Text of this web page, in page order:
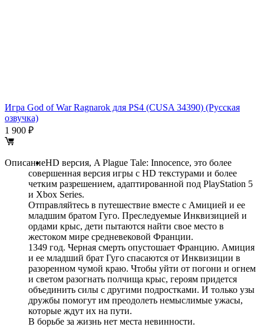
Игра God of War Ragnarok для PS4 (CUSA 34390) (Русская
озвучка)
1 900 ₽
ОписаниеHD версия, A Plague Tale: Innocence, это более
совершенная версия игры с HD текстурами и более
четким разрешением, адаптированной под PlayStation 5
и Xbox Series.
Отправляйтесь в путешествие вместе с Амицией и ее
младшим братом Гуго. Преследуемые Инквизицией и
ордами крыс, дети пытаются найти свое место в
жестоком мире средневековой Франции.
1349 год. Черная смерть опустошает Францию. Амиция
и ее младший брат Гуго спасаются от Инквизиции в
разоренном чумой краю. Чтобы уйти от погони и огнем
и светом разогнать полчища крыс, героям придется
объединить силы с другими подростками. И только узы
дружбы помогут им преодолеть немыслимые ужасы,
которые ждут их на пути.
В борьбе за жизнь нет места невинности.